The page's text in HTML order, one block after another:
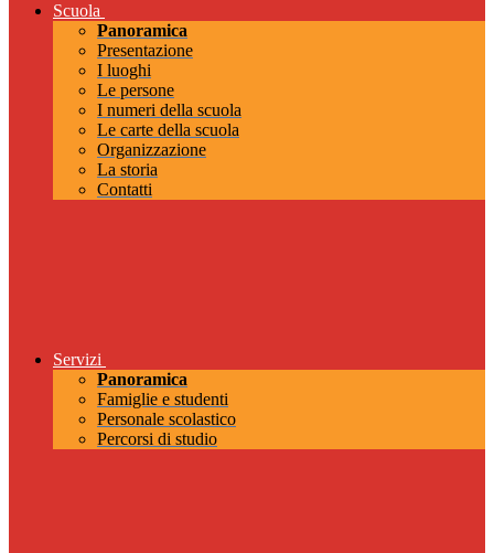
Scuola
Panoramica
Presentazione
I luoghi
Le persone
I numeri della scuola
Le carte della scuola
Organizzazione
La storia
Contatti
Servizi
Panoramica
Famiglie e studenti
Personale scolastico
Percorsi di studio